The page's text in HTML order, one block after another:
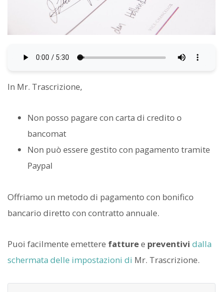
In Mr. Trascrizione,
Non posso pagare con carta di credito o
bancomat
Non può essere gestito con pagamento tramite
Paypal
Offriamo un metodo di pagamento con bonifico
bancario diretto con contratto annuale.
Puoi facilmente emettere fatturee preventivi dalla
schermata delle impostazioni di Mr. Trascrizione.